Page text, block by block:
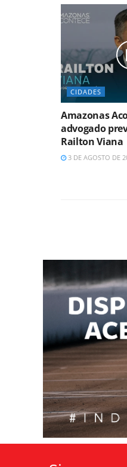
CIDADES
Amazonas
advogado
Railton Viana
3 DE AGOSTO DE